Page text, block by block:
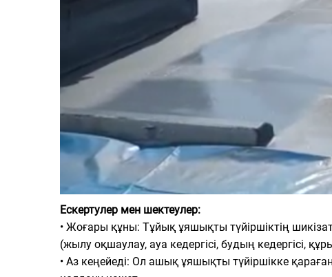
Ескертулер мен шектеулер:
• Жоғары құны: Тұйық ұяшықты түйіршіктің
(жылу оқшаулау, ауа кедергісі, будың кедергісі,
• Аз кеңейеді: Ол ашық ұяшықты түйіршікке